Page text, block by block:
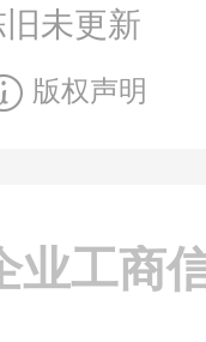
未更新
版权声明
业工商